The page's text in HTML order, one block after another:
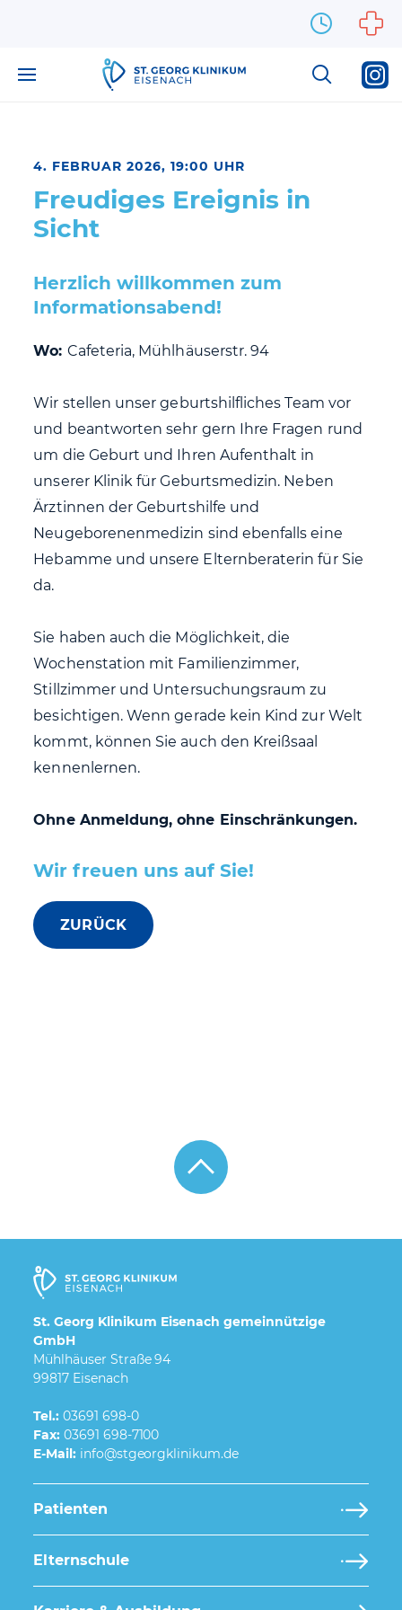
4. FEBRUAR 2026, 19:00 UHR
Freudiges Ereignis in
Sicht
Herzlich willkommen zum
Informationsabend!
Wo: Cafeteria, Mühlhäuserstr. 94
Wir stellen unser geburtshilfliches Team vor
und beantworten sehr gern Ihre Fragen rund
um die Geburt und Ihren Aufenthalt in
unserer Klinik für Geburtsmedizin. Neben
Ärztinnen der Geburtshilfe und
Neugeborenenmedizin sind ebenfalls eine
Hebamme und unsere Elternberaterin für Sie
da.
Sie haben auch die Möglichkeit, die
Wochenstation mit Familienzimmer,
Stillzimmer und Untersuchungsraum zu
besichtigen. Wenn gerade kein Kind zur Welt
kommt, können Sie auch den Kreißsaal
kennenlernen.
Ohne Anmeldung, ohne Einschränkungen.
Wir freuen uns auf Sie!
ZURÜCK
St. Georg Klinikum Eisenach gemeinnützige
GmbH
Mühlhäuser Straße 94
99817 Eisenach
Tel.: 03691 698-0
Fax: 03691 698-7100
E-Mail:
Patienten
Elternschule